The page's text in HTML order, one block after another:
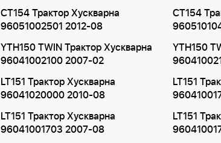
CT154 Трактор Хускварна
96051002501 2012-08
CT154
YTH150 TWIN Трактор Хускварна
96041002100 2007-02
YTH150
LT151 Трактор Хускварна
96041020000 2010-08
LT151
LT151 Трактор Хускварна
96041001703 2007-08
LT151